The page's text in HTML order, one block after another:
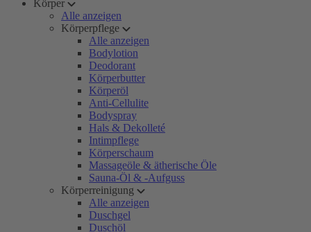
Körper
Alle anzeigen
Körperpflege
Alle anzeigen
Bodylotion
Deodorant
Körperbutter
Körperöl
Anti-Cellulite
Bodyspray
Hals & Dekolleté
Intimpflege
Körperschaum
Massageöle & ätherische Öle
Sauna-Öl & -Aufguss
Körperreinigung
Alle anzeigen
Duschgel
Duschöl